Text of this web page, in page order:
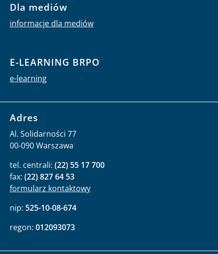
Dla mediów
informacje dla mediów
E-LEARNING BRPO
e-learning
Adres
Al. Solidarności 77
00-090 Warszawa
tel. centrali: (22) 55 17 700
fax: (22) 827 64 53
formularz kontaktowy
nip: 525-10-08-674
regon: 012093073